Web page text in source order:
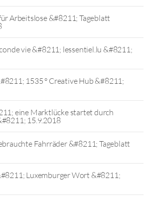
Arbeitslose &#8211; Tageblatt
vie &#8211; lessentiel.lu &#8211;
1535 ° Creative Hub &#8211;
eine Marktlücke startet durch
15.9.2018
Fahrräder &#8211; Tageblatt
Luxemburger Wort &#8211;